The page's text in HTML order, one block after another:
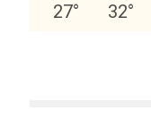
27° 32°